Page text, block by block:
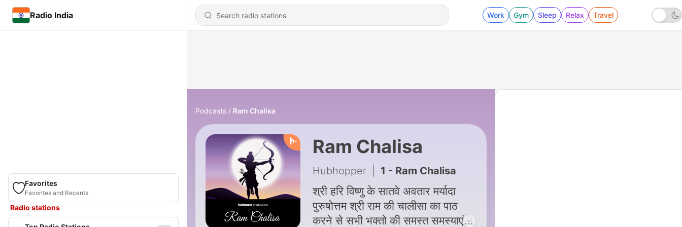
Radio India Work Gym Sleep Relax Travel
Favorites
Favorites and Recents
Radio stations
Podcasts Ram Chalisa
Ram Chalisa
Hubhopper 1 - Ram Chalisa
श्री हरि विष्णु के सातवे अवतार मर्यादा
पुरुषोत्तम श्री राम की चालीसा का पाठ
करने से सभी भक्तो की समस्त समस्याएं